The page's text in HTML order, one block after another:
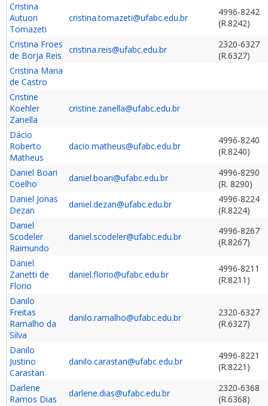
Cristina
Autuori
Tomazeti
cristina.tomazeti@ufabc.edu.br
4996-8242
(R.8242)
Cristina Froes
de Borja Reis
cristina.reis@ufabc.edu.br
2320-6327
(R.6327)
Cristina Maria
de Castro
Cristine
Koehler
Zanella
cristine.zanella@ufabc.edu.br
Dácio
Roberto
Matheus
dacio.matheus@ufabc.edu.br
4996-8240
(R.8240)
Daniel Boari
Coelho
daniel.boari@ufabc.edu.br
4996-8290
(R. 8290)
Daniel Jonas
Dezan
daniel.dezan@ufabc.edu.br
4996-8224
(R.8224)
Daniel
Scodeler
Raimundo
daniel.scodeler@ufabc.edu.br
4996-8267
(R.8267)
Daniel
Zanetti de
Florio
daniel.florio@ufabc.edu.br
4996-8211
(R.8211)
Danilo
Freitas
Ramalho da
Silva
danilo.ramalho@ufabc.edu.br
2320-6327
(R.6327)
Danilo
Justino
Carastan
danilo.carastan@ufabc.edu.br
4996-8221
(R.8221)
Darlene
Ramos Dias
darlene.dias@ufabc.edu.br
2320-6368
(R.6368)